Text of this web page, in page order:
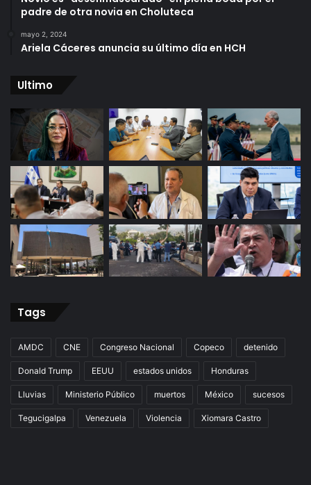
padre de otra novia en Choluteca
mayo 2, 2024
Ariela Cáceres anuncia su último día en HCH
Ultimo
Tags
AMDC CNE Congreso Nacional Copeco detenido
Donald Trump EEUU estados unidos Honduras
Lluvias Ministerio Público muertos México sucesos
Tegucigalpa Venezuela Violencia Xiomara Castro